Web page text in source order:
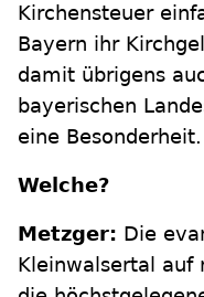
Kirchensteuer
Bayern ihr
damit übrigens
bayerischen
eine Besonderheit.
Welche?
Metzger: Die
Kleinwalsertal auf